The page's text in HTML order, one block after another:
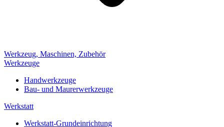
Werkzeug, Maschinen, Zubehör
Werkzeuge
Handwerkzeuge
Bau- und Maurerwerkzeuge
Werkstatt
Werkstatt-Grundeinrichtung